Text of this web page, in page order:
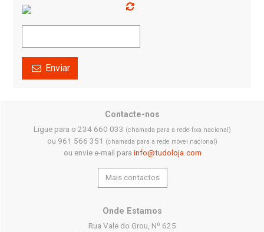
Enviar
Contacte-nos
Ligue para o 234 660 033 (chamada para a rede fixa nacional)
ou 961 566 351 (chamada para a rede móvel nacional)
ou envie e-mail para info@tudoloja.com
Mais contactos
Onde Estamos
Rua Vale do Grou, Nº 625